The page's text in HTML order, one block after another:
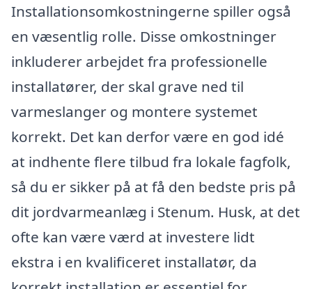
Installationsomkostningerne spiller også
en væsentlig rolle. Disse omkostninger
inkluderer arbejdet fra professionelle
installatører, der skal grave ned til
varmeslanger og montere systemet
korrekt. Det kan derfor være en god idé
at indhente flere tilbud fra lokale fagfolk,
så du er sikker på at få den bedste pris på
dit jordvarmeanlæg i Stenum. Husk, at det
ofte kan være værd at investere lidt
ekstra i en kvalificeret installatør, da